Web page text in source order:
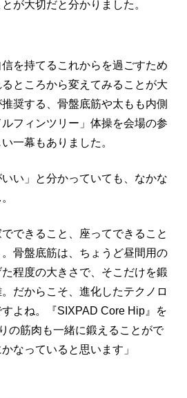
が大切だと分かりました。
を持てるこれからを過ごすため
ところから変えてみることが大
奨する、骨盤底筋や太もも内側
フィンツリー」体操を会場の参
一幕もありました。
い」と分かっていても、なかな
でできること、座ってできること
骨盤底筋は、ちょうど昼間用の
程度の大きさで、そこだけを鍛
だからこそ、進化したテクノロ
よね。『SIXPAD Core Hip』を
の筋肉も一緒に鍛えることがで
なっていると思います」